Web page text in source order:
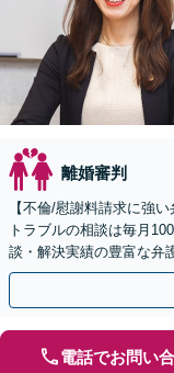
離婚審判
【不倫/慰謝料請求に強
トラブルの相談は毎月
談・解決実績の豊富な弁
回相談０円(電話)】【全
電話でお問い